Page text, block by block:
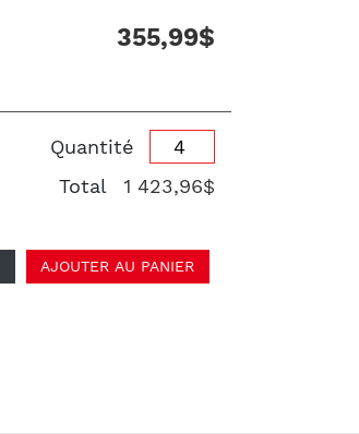
355,99$
Quantité
Total
1 423,96$
AJOUTER AU PANIER